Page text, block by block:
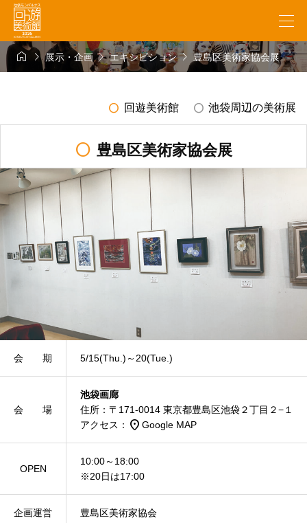
展示・企画エキシビション豊島区美術家協会展
radio_button_unchecked 回遊美術館 radio_button_unchecked 池袋周辺の美術展
radio_button_unchecked 豊島区美術家協会展
会 期 5/15(Thu.)～20(Tue.)
会 場
池袋画廊
住所：〒171-0014 東京都豊島区池袋２丁目２−１
アクセス： place Google MAP
OPEN
10:00～18:00
※20日は17:00
企画運営 豊島区美術家協会